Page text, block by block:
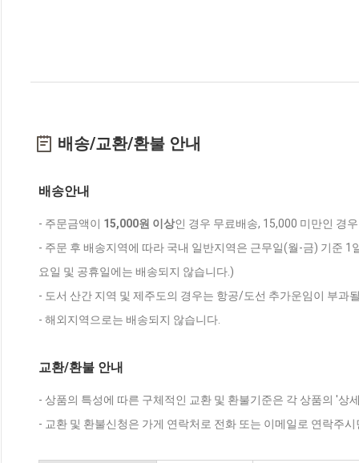
배송/교환/환불 안내
배송안내
- 주문금액이 15,000원 이상인 경우 무료배송, 15,000 미만인 경
- 주문 후 배송지역에 따라 국내 일반지역은 근무일(월-금) 기준
요일 및 공휴일에는 배송되지 않습니다.)
- 도서 산간 지역 및 제주도의 경우는 항공/도선 추가운임이 부과
- 해외지역으로는 배송되지 않습니다.
교환/환불 안내
- 상품의 특성에 따른 구체적인 교환 및 환불기준은 각 상품의 '상
- 교환 및 환불신청은 가게 연락처로 전화 또는 이메일로 연락주